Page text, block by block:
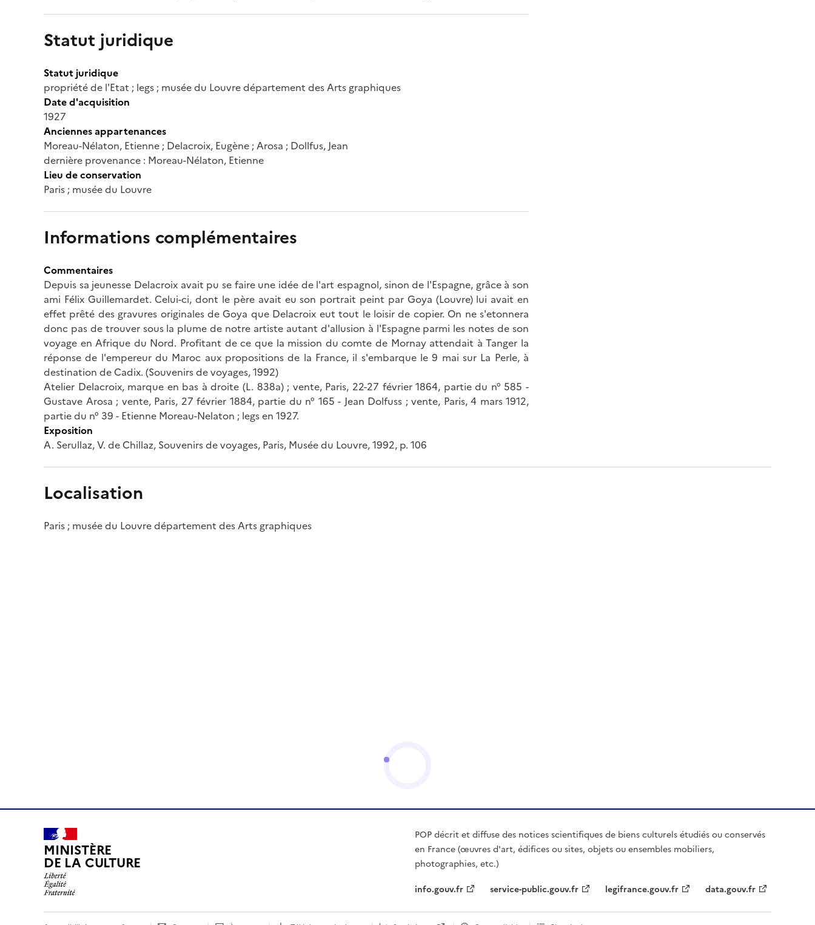
Statut juridique
Statut juridique
propriété de l'Etat ; legs ; musée du Louvre département des Arts graphiques
Date d'acquisition
1927
Anciennes appartenances
Moreau-Nélaton, Etienne ; Delacroix, Eugène ; Arosa ; Dollfus, Jean
dernière provenance : Moreau-Nélaton, Etienne
Lieu de conservation
Paris ; musée du Louvre
Informations complémentaires
Commentaires
Depuis sa jeunesse Delacroix avait pu se faire une idée de l'art espagnol, sinon de l'Espagne, grâce à son
ami Félix Guillemardet. Celui-ci, dont le père avait eu son portrait peint par Goya (Louvre) lui avait en
effet prêté des gravures originales de Goya que Delacroix eut tout le loisir de copier. On ne s'etonnera
donc pas de trouver sous la plume de notre artiste autant d'allusion à l'Espagne parmi les notes de son
voyage en Afrique du Nord. Profitant de ce que la mission du comte de Mornay attendait à Tanger la
réponse de l'empereur du Maroc aux propositions de la France, il s'embarque le 9 mai sur La Perle, à
destination de Cadix. (Souvenirs de voyages, 1992)
Atelier Delacroix, marque en bas à droite (L. 838a) ; vente, Paris, 22-27 février 1864, partie du n° 585 -
Gustave Arosa ; vente, Paris, 27 février 1884, partie du n° 165 - Jean Dolfuss ; vente, Paris, 4 mars 1912,
partie du n° 39 - Etienne Moreau-Nelaton ; legs en 1927.
Exposition
A. Serullaz, V. de Chillaz, Souvenirs de voyages, Paris, Musée du Louvre, 1992, p. 106
Localisation
Paris ; musée du Louvre département des Arts graphiques
MINISTÈRE
DE LA CULTURE
POP décrit et diffuse des notices scientifiques de biens culturels étudiés ou conservés
en France (œuvres d'art, édifices ou sites, objets ou ensembles mobiliers,
photographies, etc.)
info.gouv.fr
service-public.gouv.fr legifrance.gouv.fr data.gouv.fr